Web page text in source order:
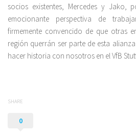
socios existentes, Mercedes y
emocionante perspectiva de
firmemente convencido de que otras
región querrán ser parte de esta
hacer historia con nosotros en el VfB
SHARE
0